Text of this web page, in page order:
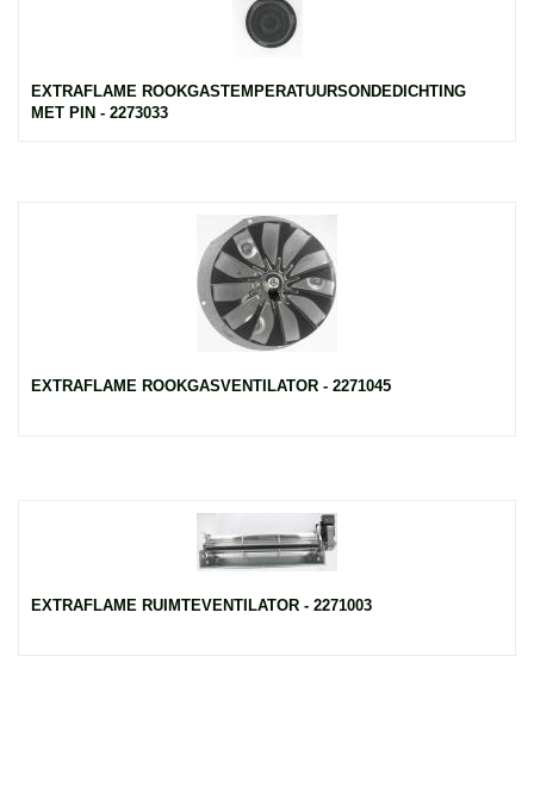
EXTRAFLAME ROOKGASTEMPERATUURSONDEDICHTING
MET PIN - 2273033
EXTRAFLAME ROOKGASVENTILATOR - 2271045
EXTRAFLAME RUIMTEVENTILATOR - 2271003